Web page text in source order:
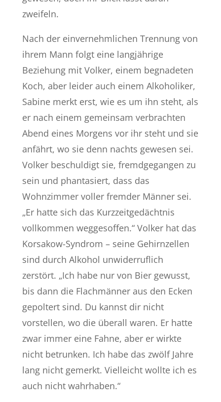
zweifeln.
Nach der einvernehmlichen Trennung von
ihrem Mann folgt eine langjährige
Beziehung mit Volker, einem begnadeten
Koch, aber leider auch einem Alkoholiker,
Sabine merkt erst, wie es um ihn steht, als
er nach einem gemeinsam verbrachten
Abend eines Morgens vor ihr steht und sie
anfährt, wo sie denn nachts gewesen sei.
Volker beschuldigt sie, fremdgegangen zu
sein und phantasiert, dass das
Wohnzimmer voller fremder Männer sei.
„Er hatte sich das Kurzzeitgedächtnis
vollkommen weggesoffen.“ Volker hat das
Korsakow-Syndrom – seine Gehirnzellen
sind durch Alkohol unwiderruflich
zerstört. „Ich habe nur von Bier gewusst,
bis dann die Flachmänner aus den Ecken
gepoltert sind. Du kannst dir nicht
vorstellen, wo die überall waren. Er hatte
zwar immer eine Fahne, aber er wirkte
nicht betrunken. Ich habe das zwölf Jahre
lang nicht gemerkt. Vielleicht wollte ich es
auch nicht wahrhaben.“